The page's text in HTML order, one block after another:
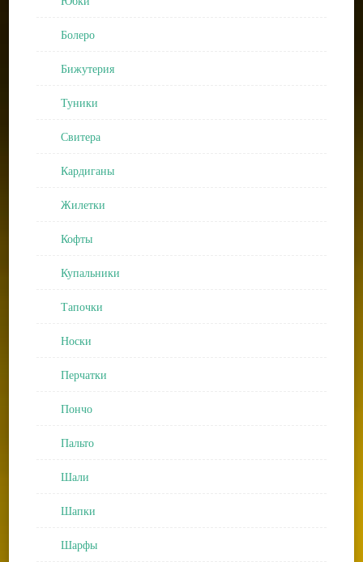
Болеро
Бижутерия
Туники
Свитера
Кардиганы
Жилетки
Кофты
Купальники
Тапочки
Носки
Перчатки
Пончо
Пальто
Шали
Шапки
Шарфы